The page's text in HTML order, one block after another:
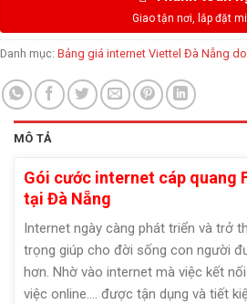
Danh mục: Bảng giá internet Viettel Đà Nẵng
MÔ TẢ
Gói cước internet cáp quang
tại Đà Nẵng
Internet ngày càng phát triển và trở
trọng giúp cho đời sống con người
hơn. Nhờ vào internet mà việc kết
việc online…. được tận dụng và tiết